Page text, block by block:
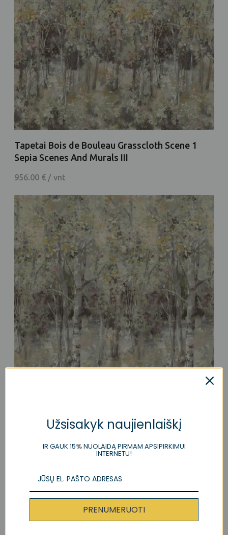
Tapetai Bois de Bouleau Grasscloth Scene 1
Sepia Scenes And Murals III
956.00 € / vnt
Sepia Scenes And Murals III
956.00 € / vnt
Užsisakyk naujienlaiškį
IR GAUK 15%NUOLAIDĄ PIRMAM APSIPIRKIMUI
INTERNETU!
PRENUMERUOTI